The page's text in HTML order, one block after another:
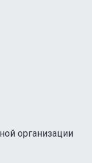
организации